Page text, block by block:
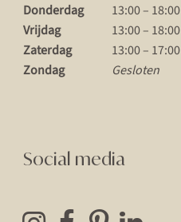
Donderdag
13:00 – 18:00
Vrijdag
13:00 – 18:00
Zaterdag
13:00 – 17:00
Zondag
Gesloten
Social media